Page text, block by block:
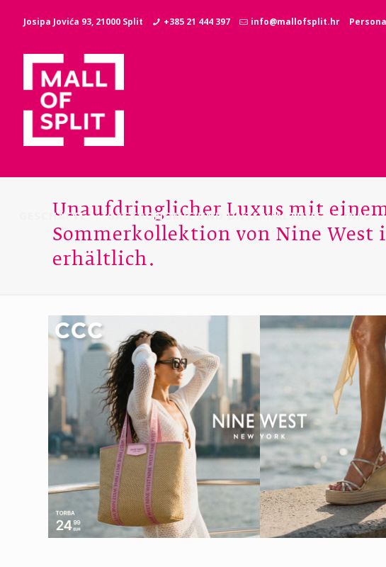
Josipa Jovića 93, 21000 Split +385 21 444 397 info@mallofsplit.hr
GESCHÄFTE GASTRONOMIE UND UNTERHALTUNG INFO
Unaufdringlicher Luxus mit
Sommerkollektion von Nine West
erhältlich.